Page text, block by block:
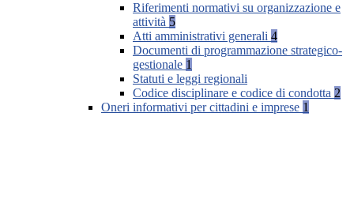
Riferimenti normativi su organizzazione e
attività 5
Atti amministrativi generali 4
Documenti di programmazione strategico-
gestionale 1
Statuti e leggi regionali
Codice disciplinare e codice di condotta 2
Oneri informativi per cittadini e imprese 1